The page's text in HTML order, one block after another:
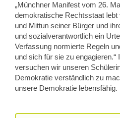
„Münchner Manifest vom 26.
demokratische Rechtsstaat
und Mittun seiner Bürger und
und sozialverantwortlich ein
Verfassung normierte Regeln
und sich für sie zu engagieren.“
versuchen wir unseren
Demokratie verständlich zu
unsere Demokratie lebensfähig.